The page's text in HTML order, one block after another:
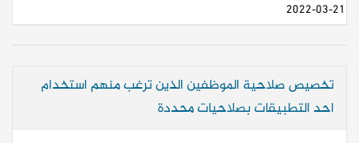
2022-03-21
تخصيص صلاحية الموظفين الذين ترغب منهم استخدام
احد التطبيقات بصلاحيات محددة